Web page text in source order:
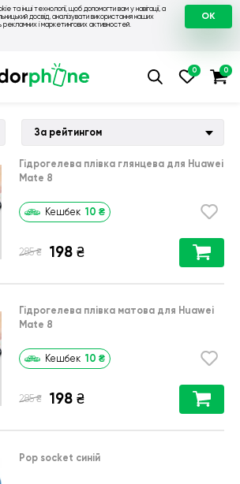
та інші технології, щоб допомогти вам у навігації, а
досвід, аналізувати використання наших
рекламних і маркетингових активностей.
OK
💙 Чохли на Huawei 💛 Чохол для
За рейтингом
Гідрогелева плівка глянцева для Huawei
Mate 8
Кешбек 10 ₴
285 ₴ 198 ₴
Гідрогелева плівка матова для Huawei
Mate 8
Кешбек 10 ₴
285 ₴ 198 ₴
Pop socket синій